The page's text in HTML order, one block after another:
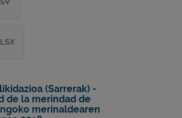
(Sarrerak) -
de la merindad de
merinaldearen